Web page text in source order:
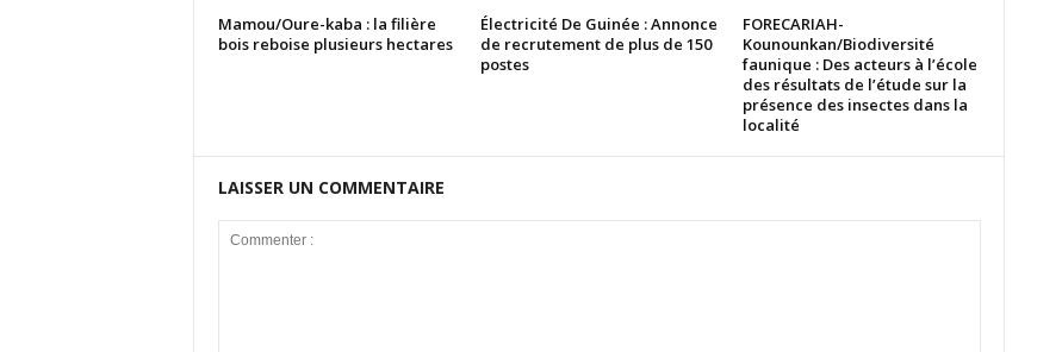
Mamou/Oure-kaba : la filière
bois reboise plusieurs hectares
Électricité De Guinée : Annonce
de recrutement de plus de 150
postes
FORECARIAH-
Kounounkan/Biodiversité
faunique : Des acteurs à l’école
des résultats de l’étude sur la
présence des insectes dans la
localité
LAISSER UN COMMENTAIRE